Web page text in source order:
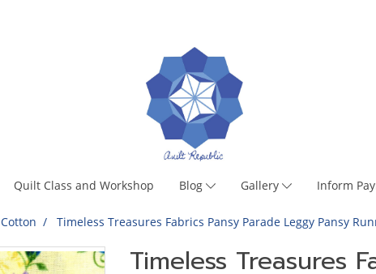
Quilt Class and Workshop Blog Gallery Inform
Cotton Timeless Treasures Fabrics Pansy Parade Leggy Pansy
Timeless Treasures